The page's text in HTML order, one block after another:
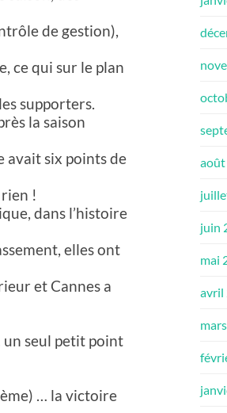
de gestion),
ce qui sur le plan
supporters.
la saison
avait six points de
!
dans l’histoire
elles ont
et Cannes a
un seul petit point
… la victoire
juin
mai
avril